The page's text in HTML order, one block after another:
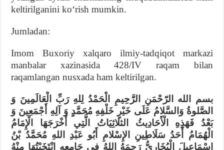
keltirilganini koʻrish mumkin.
Jumladan:
Imom Buxoriy xalqaro ilmiy-tadqiqot markazi
manbalar xazinasida 428/IV raqam bilan
raqamlangan nusxada ham keltirilgan.
بسم الله الرّحْمَنِ الرَّحِيمِ الْحَمْدُ لِلهِ رَبِّ الْعَالَمِينَ وَ
الصَّلوةُ وَالسَّلامُ عَلَى خَيْرٍ خَلْفِهِ مُحَمَّدٍ وَ آلِهِ أَجْمَعِينَ وَ
بَعْدُ فَهَذِهِ الْأَحَادِيثُ الثلاثِيَاتُ الَّتِي أَخْرَجَهَا الْإِمَامُ
الْهُمَامُ أَحَدُ سَلَاطِينِ الإِسْلامِ أَبُو عَبْدِ اللهِ مُحَمَّدُ بْنُ
إِسْمَاعِيلَ الْبُخَارِيُّ رَحِمَهُ اللهُ فِي جَامِعِهِ إِنْتَخَبْتُهَا مِنْهُ